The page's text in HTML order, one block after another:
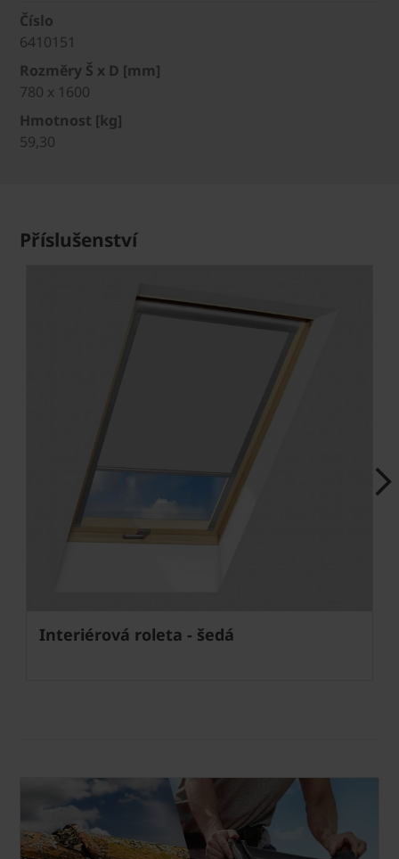
Číslo
6410151
Rozměry Š x D [mm]
780 x 1600
Hmotnost [kg]
59,30
Příslušenství
Interiérová roleta - šedá
Next